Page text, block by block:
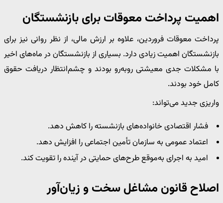
اهمیت پرداخت معوقات برای بازنشستگان
پرداخت معوقات فروردین، علاوه بر ارزش مالی، از نظر روانی نیز برای
بازنشستگان اهمیت زیادی دارد. بسیاری از بازنشستگان در ماه‌های اخیر
با مشکلات جدی معیشتی روبه‌رو بودند و چشم‌انتظار دریافت حقوق
کامل خود بودند.
واریزی جدید می‌تواند:
فشار اقتصادی خانواده‌های بازنشسته را کاهش دهد.
اعتماد عمومی به سازمان تأمین اجتماعی را افزایش دهد.
امید به اجرای به‌موقع طرح‌های حمایتی در آینده را تقویت کند.
اصلاح قانون مشاغل سخت و زیان‌آور